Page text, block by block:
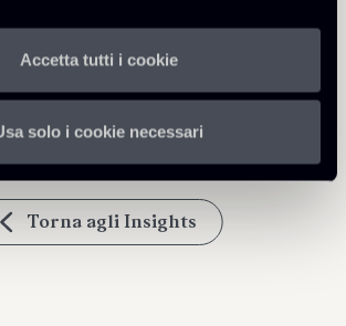
Accetta tutti i cookie
solo i cookie necessari
Torna agli Insights